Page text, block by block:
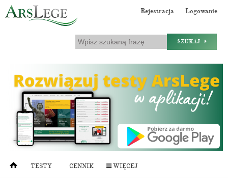
Rejestracja Logowanie
SZUKAJ
TESTY CENNIK WIĘCEJ